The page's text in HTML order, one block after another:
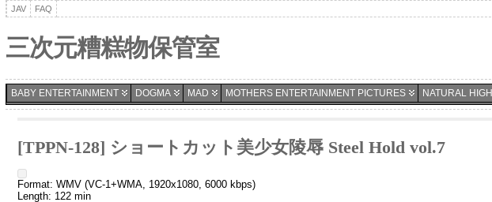
JAV FAQ
三次元糟糕物保管室
BABY ENTERTAINMENT DOGMA MAD MOTHERS ENTERTAINMENT PICTURES NATURAL HIGH
[TPPN-128] ショートカット美少女陵辱 Steel Hold vol.7
Format: WMV (VC-1+WMA, 1920x1080, 6000 kbps)
Length: 122 min